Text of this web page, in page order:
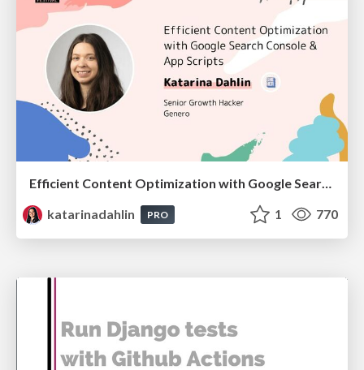
katarinadahlin
PRO 1 770